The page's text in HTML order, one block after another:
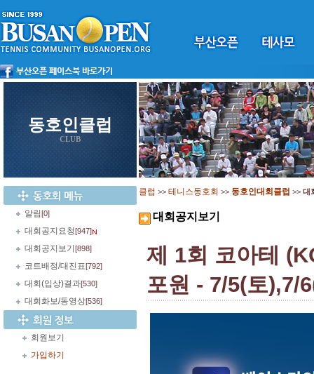
동호인클럽
CLUB
알림[0]
대회공지요청[947]
대회공지보기 [898]
코트배정/대진표[792]
대회(입상)결과[530]
대회화보/동영상[536]
회원보기
가입하기
클럽 >> 테니스동호회 >> 동호인대회클럽 >> 대
대회공지보기
제 1회 코아테
포원 - 7/5(토),7/